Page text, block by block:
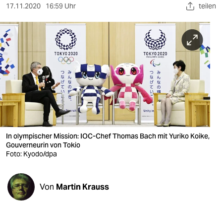
sport
berlin
nord
wahrheit
verlag
verlag
shop
fragen & hilfe
17.11.2020 16:59 Uhr teilen
In olympischer Mission: IOC-Chef Thomas Bach mit Yuriko Koike,
Gouverneurin von Tokio
Foto: Kyodo/dpa
Von Martin Krauss